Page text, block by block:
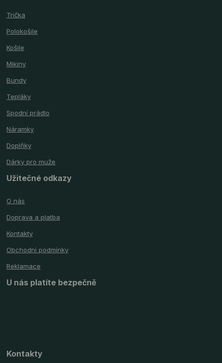
Trička
Polokošile
Košile
Mikiny
Bundy
Tepláky
Spodní prádlo
Náramky
Doplňky
Dárky pro muže
Užitečné odkazy
O nás
Doprava a platba
Kontakty
Obchodní podmínky
Reklamace
U nás platíte bezpečně
Kontakty